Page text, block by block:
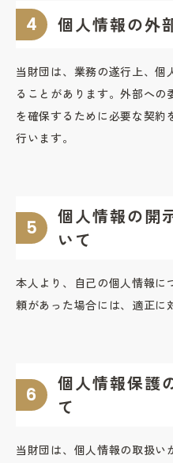
個人情報の外
当財団は、業務の遂行上、個
ることがあります。外部への
を確保するために必要な契約
行います。
個人情報の開
いて
本人より、自己の個人情報に
頼があった場合には、適正に
個人情報保護
て
当財団は、個人情報の取扱い